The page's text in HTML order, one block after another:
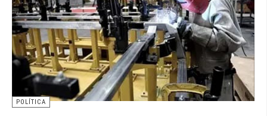
POLÍTICA